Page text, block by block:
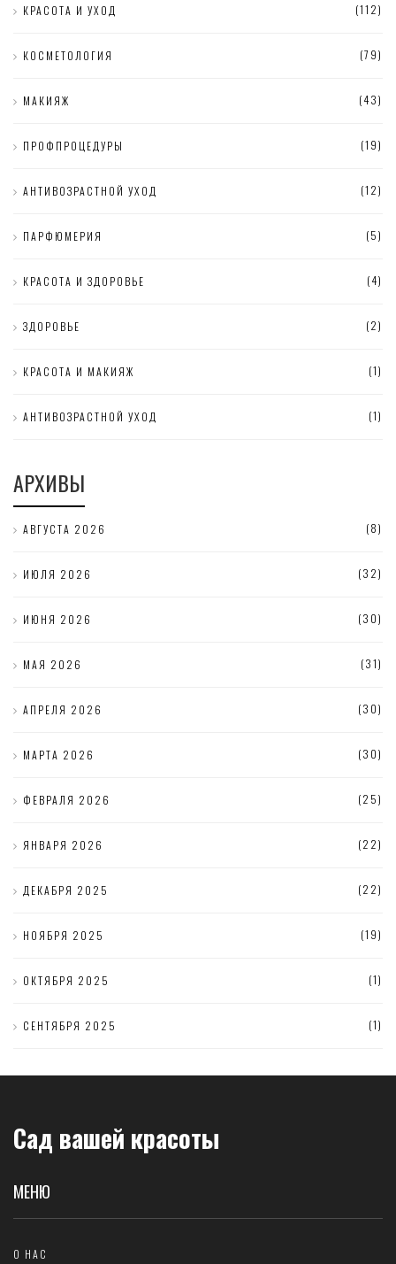
КРАСОТА И УХОД (112)
КОСМЕТОЛОГИЯ (79)
МАКИЯЖ (43)
ПРОФПРОЦЕДУРЫ (19)
АНТИВОЗРАСТНОЙ УХОД (12)
ПАРФЮМЕРИЯ (5)
КРАСОТА И ЗДОРОВЬЕ (4)
ЗДОРОВЬЕ (2)
КРАСОТА И МАКИЯЖ (1)
АНТИВОЗРАСТНОЙ УХОД (1)
АРХИВЫ
АВГУСТА 2026 (8)
ИЮЛЯ 2026 (32)
ИЮНЯ 2026 (30)
МАЯ 2026 (31)
АПРЕЛЯ 2026 (30)
МАРТА 2026 (30)
ФЕВРАЛЯ 2026 (25)
ЯНВАРЯ 2026 (22)
ДЕКАБРЯ 2025 (22)
НОЯБРЯ 2025 (19)
ОКТЯБРЯ 2025 (1)
СЕНТЯБРЯ 2025 (1)
Сад вашей красоты
МЕНЮ
О НАС